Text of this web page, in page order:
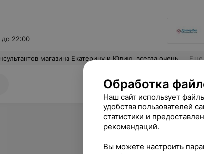
до 22:00
и Юлию, всегда очень доброжелательно,подробная консультация,если есть какой то вопрос, абсолютно на своем месте!! Еще
Обработка
Наш сайт использует
удобства пользователей
статистики и
рекомендаций.
Вы можете настроить